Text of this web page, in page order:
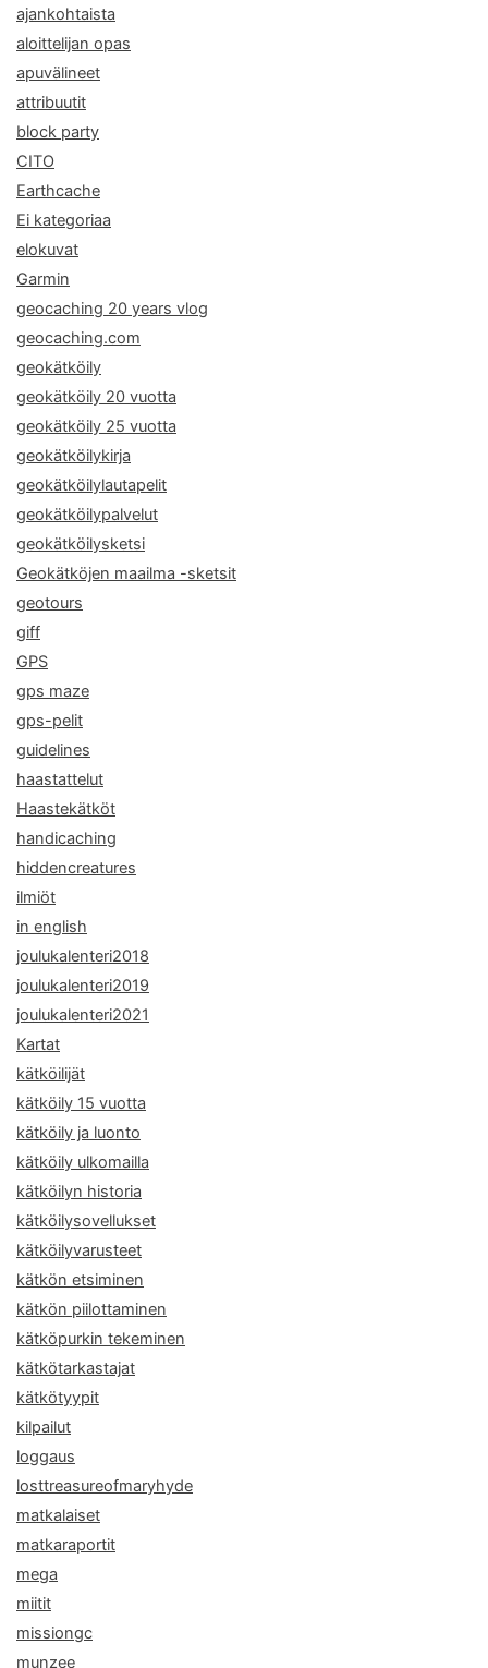
ajankohtaista
aloittelijan opas
apuvälineet
attribuutit
block party
CITO
Earthcache
Ei kategoriaa
elokuvat
Garmin
geocaching 20 years vlog
geocaching.com
geokätköily
geokätköily 20 vuotta
geokätköily 25 vuotta
geokätköilykirja
geokätköilylautapelit
geokätköilypalvelut
geokätköilysketsi
Geokätköjen maailma -sketsit
geotours
giff
GPS
gps maze
gps-pelit
guidelines
haastattelut
Haastekätköt
handicaching
hiddencreatures
ilmiöt
in english
joulukalenteri2018
joulukalenteri2019
joulukalenteri2021
Kartat
kätköilijät
kätköily 15 vuotta
kätköily ja luonto
kätköily ulkomailla
kätköilyn historia
kätköilysovellukset
kätköilyvarusteet
kätkön etsiminen
kätkön piilottaminen
kätköpurkin tekeminen
kätkötarkastajat
kätkötyypit
kilpailut
loggaus
losttreasureofmaryhyde
matkalaiset
matkaraportit
mega
miitit
missiongc
munzee